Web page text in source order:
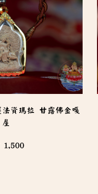
資瑪拉 甘露佛金嘎
屋
1,500